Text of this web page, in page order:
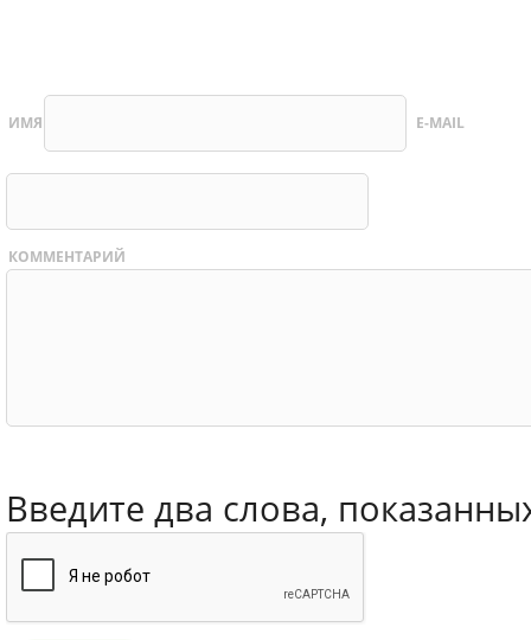
ИМЯ E-MAIL
КОММЕНТАРИЙ
Введите два слова,